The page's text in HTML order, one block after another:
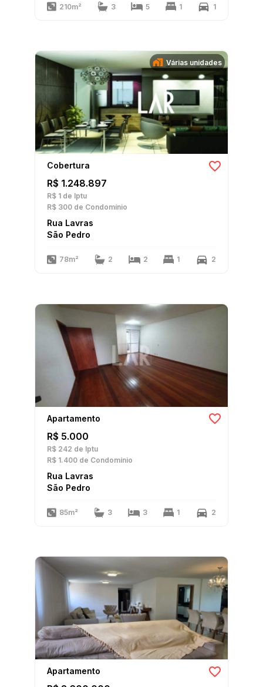
210m² 3 5 1 1
Várias unidades
Cobertura
R$ 1.248.897
R$ 1 de Iptu
R$ 300 de Condomínio
Rua Lavras
São Pedro
78m² 2 2 1 2
Apartamento
R$ 5.000
R$ 242 de Iptu
R$ 1.400 de Condomínio
Rua Lavras
São Pedro
85m² 3 3 1 2
Apartamento